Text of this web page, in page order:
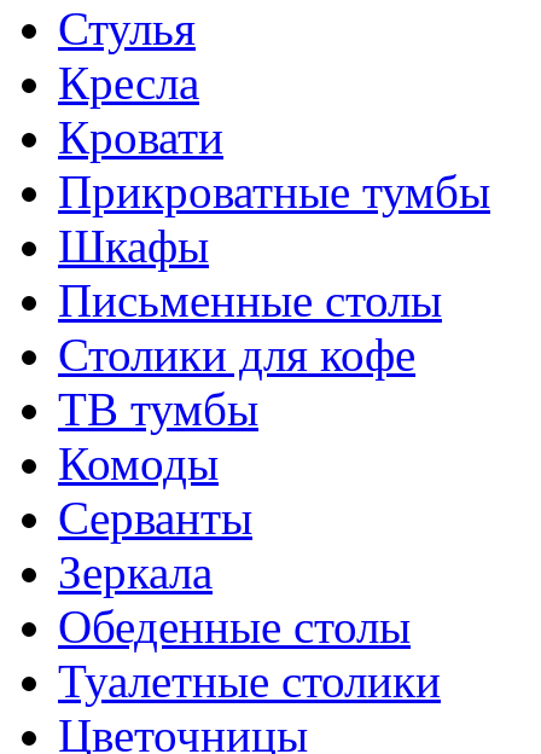
Стулья
Кресла
Кровати
Прикроватные тумбы
Шкафы
Письменные столы
Столики для кофе
ТВ тумбы
Комоды
Серванты
Зеркала
Обеденные столы
Туалетные столики
Цветочницы